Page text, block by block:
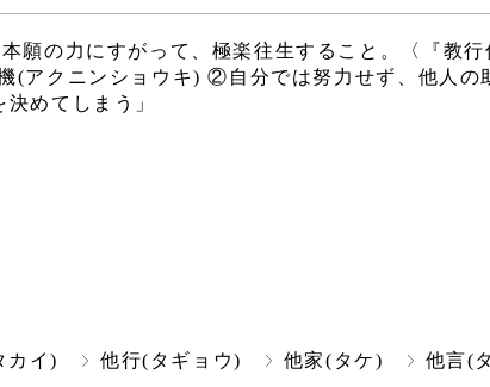
願の力にすがって、極楽往生すること。〈『教
(アクニンショウキ) ②自分では努力せず、他人の
めてしまう」
カイ) 他行(タギョウ) 他家(タケ) 他言(